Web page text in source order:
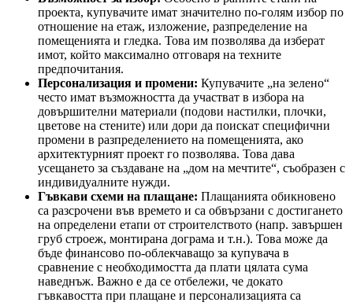
проекта, купувачите имат значително по-голям избор по
отношение на етаж, изложение, разпределение на
помещенията и гледка. Това им позволява да изберат
имот, който максимално отговаря на техните
предпочитания.
Персонализация и промени: Купувачите „на зелено“
често имат възможността да участват в избора на
довършителни материали (подови настилки, плочки,
цветове на стените) или дори да поискат специфични
промени в разпределението на помещенията, ако
архитектурният проект го позволява. Това дава
усещането за създаване на „дом на мечтите“, съобразен с
индивидуалните нужди.
Гъвкави схеми на плащане: Плащанията обикновено
са разсрочени във времето и са обвързани с достигането
на определени етапи от строителството (напр. завършен
груб строеж, монтирана дограма и т.н.). Това може да
бъде финансово по-облекчаващо за купувача в
сравнение с необходимостта да плати цялата сума
наведнъж. Важно е да се отбележи, че докато
гъвкавостта при плащане и персонализацията са